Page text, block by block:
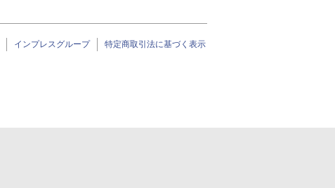
インプレスグループ 特定商取引法に基づく表示